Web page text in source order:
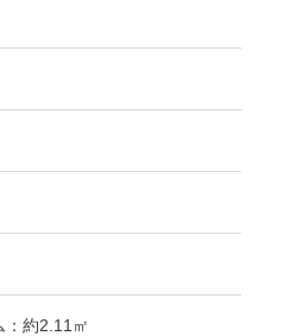
：約2.11㎡